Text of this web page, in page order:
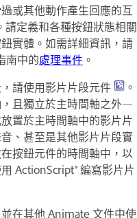
或其他動作產生回應的互
請定義和各種按鈕狀態相關
實體。如需詳細資訊，請
南中的處理事件 。
請使用影片片段元件
。
且獨立於主時間軸之外—
置於主時間軸中的影片片
、甚至是其他影片片段實
按鈕元件的時間軸中，以
ActionScript® 編寫影片片
在其他 Animate 文件中使